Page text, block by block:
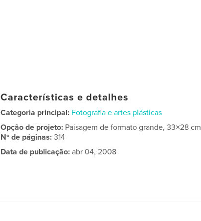
Características e detalhes
Categoria principal: Fotografia e artes plásticas
Opção de projeto: Paisagem de formato grande, 33×28 cm
Nº de páginas:314
Data de publicação: abr 04, 2008